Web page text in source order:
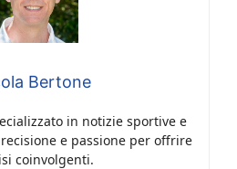
Bertone
in notizie sportive e
e passione per offrire
coinvolgenti.